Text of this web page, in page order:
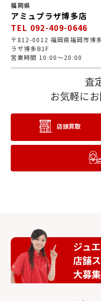
福岡県
アミュプラザ博多店
TEL 092-409-0646
〒812-0012 福岡県福岡市博
ラザ博多B1F
営業時間 10:00～20:00
査
お気軽に
店頭買取
ジュ
店舗
大募